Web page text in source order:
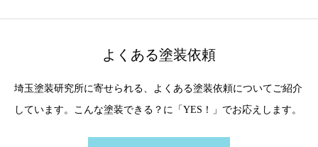
よくある塗装依頼
埼玉塗装研究所に寄せられる、よくある塗装依頼についてご紹介
しています。こんな塗装できる？に「YES！」でお応えします。